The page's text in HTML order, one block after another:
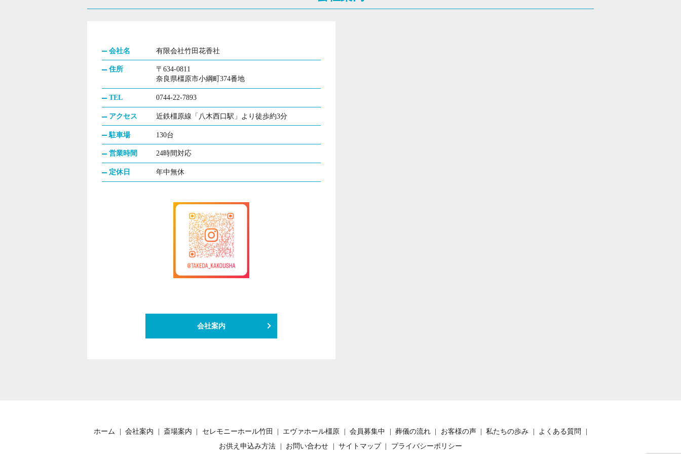
会社名 有限会社竹田花香社
住所
〒634-0811
奈良県橿原市小綱町374番地
TEL 0744-22-7893
アクセス 近鉄橿原線「八木西口駅」より徒歩約3分
駐車場 130台
営業時間 24時間対応
定休日 年中無休
会社案内
ホーム 会社案内 斎場案内 セレモニーホール竹田 エヴァホール橿原 会員募集中 葬儀の流れ お客様の声 私たちの歩み
よくある質問
お供え申込み方法
お問い合わせ サイトマップ プライバシーポリシー